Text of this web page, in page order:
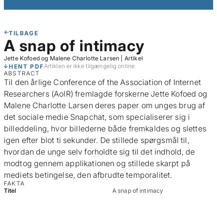
TILBAGE
A snap of intimacy
Jette Kofoed og Malene Charlotte Larsen
Artikel
HENT PDFArtiklen er ikke tilgængelig online
ABSTRACT
Til den årlige Conference of the Association of Internet
Researchers (AoIR) fremlagde forskerne Jette Kofoed og
Malene Charlotte Larsen deres paper om unges brug af
det sociale medie Snapchat, som specialiserer sig i
billeddeling, hvor billederne både fremkaldes og slettes
igen efter blot ti sekunder. De stillede spørgsmål til,
hvordan de unge selv forholdte sig til det indhold, de
modtog gennem applikationen og stillede skarpt på
mediets betingelse, den afbrudte temporalitet.
FAKTA
Titel
A snap of intimacy